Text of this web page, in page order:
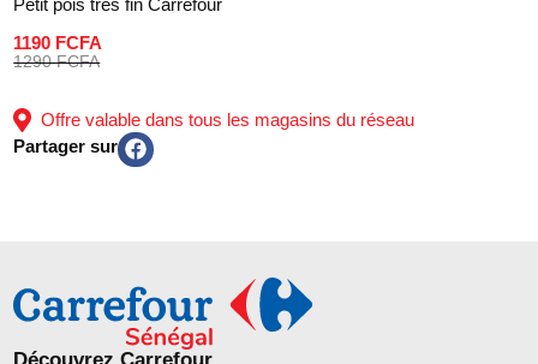
1190 FCFA
1290 FCFA
Offre valable dans tous les magasins du réseau
Partager sur
Découvrez Carrefour